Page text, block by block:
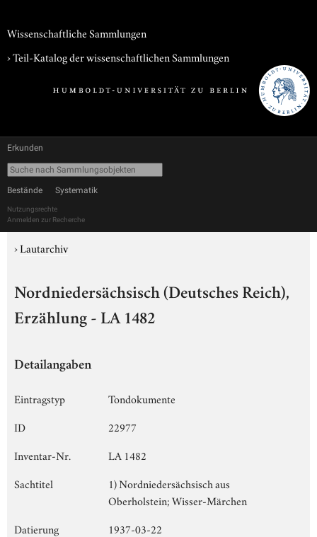
Wissenschaftliche Sammlungen
› Teil-Katalog der wissenschaftlichen Sammlungen
Erkunden
Bestände Systematik
Nutzungsrechte
Anmelden zur Recherche
›Lautarchiv
Nordniedersächsisch (Deutsches Reich),
Erzählung - LA 1482
Detailangaben
Eintragstyp
Tondokumente
ID
22977
Inventar-Nr.
LA 1482
Sachtitel
1) Nordniedersächsisch aus
Oberholstein; Wisser-Märchen
Datierung
1937-03-22